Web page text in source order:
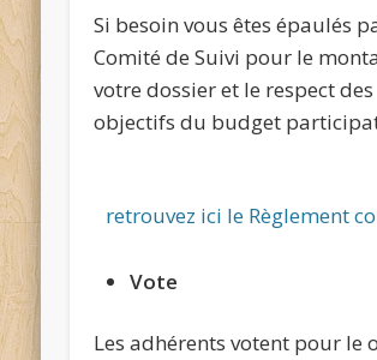
Si besoin vous êtes épaulés
Comité de Suivi pour le
votre dossier et le respect des
objectifs du budget
retrouvez ici le Règlement
Vote
Les adhérents votent pour le